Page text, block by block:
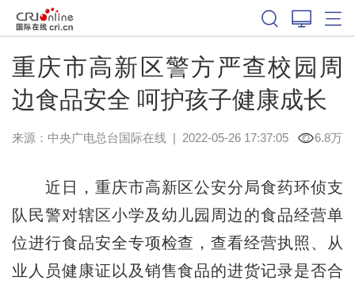
重庆市高新区警方严查校园周
边食品安全 呵护孩子健康成长
来源： 中央广电总台国际在线| 2022-05-26 17:37:05 6.8万
近日，重庆市高新区公安分局食药环侦支
队民警对辖区小学及幼儿园周边的食品经营单
位进行食品安全专项检查，查看经营执照、从
业人员健康证以及销售食品的进货记录是否合